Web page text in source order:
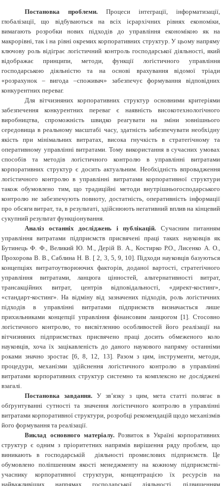
Постановка проблеми.Процеси інтеграції, інформатизації,
глобалізації, що відбуваються на всіх ієрархічних рівнях економіки,
вимагають розробки нових підходів до управління економікою як на
макрорівні, так і на рівні окремих корпоративних структур. У цьому напряму
ключову роль відіграє логістичний контроль господарської діяльності, який
відображає принципи, методи, функції логістичного управління
господарською діяльністю та на основі врахування відомої тріади
«розрахунок – вигода –споживач» забезпечує формування відповідних
конкурентних переваг.
Для вітчизняних корпоративних структур основними критеріями
забезпечення конкурентних переваг є наявність високотехнологічного
виробництва, спроможність швидко реагувати на зміни зовнішнього
середовища в реальному масштабі часу, здатність забезпечувати необхідну
якість при мінімальних витратах, висока гнучкість в стратегічному та
оперативному управлінні витратами. Тому використання в сучасних умовах
способів та методів логістичного контролю в управлінні витратами
корпоративних структур є досить актуальним. Необхідність впровадження
логістичного контролю в управлінні витратами корпоративної структури
також обумовлено тим, що традиційні методи внутрішньогосподарського
контролю не забезпечують повноту, достатність, оперативність інформації
про обсяги витрат, та, в результаті, здійснюють негативний вплив на кінцевий
сукупний результат функціонування.
Аналіз останніх досліджень і публікацій. Сучасним питанням
управління витратами підприємств присвячені праці таких науковців як
Бутинець Ф. Ф., Великий Ю. М., Дерій В. А., Костирко Р.О., Лисенко А. О.,
Прохорова В. В., Саблина Н. В. [ 2, 3, 5, 9, 10]. Підходи науковців базуються
концепціях витратоутворюючих факторів, доданої вартості, стратегічного
управління витратами, ланцюга цінностей, альтернативності витрат,
трансакційних витрат, центрів відповідальності, «директ-костинг»,
«стандарт-костинг». На відміну від зазначених підходів, роль логістичних
підходів в управлінні витратами підприємств визначається лише
прихильниками концепції управління фінансовим ланцюгом [1]. Стосовно
логістичного контролю, то висвітленню особливостей його реалізації на
вітчизняних підприємствах присвячено праці досить обмеженого коло
науковців, хоча їх зацікавленість до даного наукового напряму останніми
роками значно зростає [6, 8, 12, 13]. Разом з цим, інструменти, методи,
процедури, механізми здійснення логістичного контролю в управлінні
витратами корпоративних структур системно та комплексно не досліджені
взагалі.
Постановка завдання.У зв’язку з цим, мета статті полягає в
обґрунтуванні сутності та значення логістичного контролю в управлінні
витратами корпоративної структури, розробці рекомендацій щодо механізмів
його формування та реалізації.
Виклад основного матеріалу.Розвиток в Україні корпоративних
структур є одним з пріоритетних напрямів вирішення ряду проблем, що
виникають в господарській діяльності промислових підприємств. Це
обумовлено поліпшенням якості менеджменту на кожному підприємстві-
учаснику корпоративної структури, концентрацією їх ресурсів на
найважливіших напрямах господарської діяльності, підвищенням